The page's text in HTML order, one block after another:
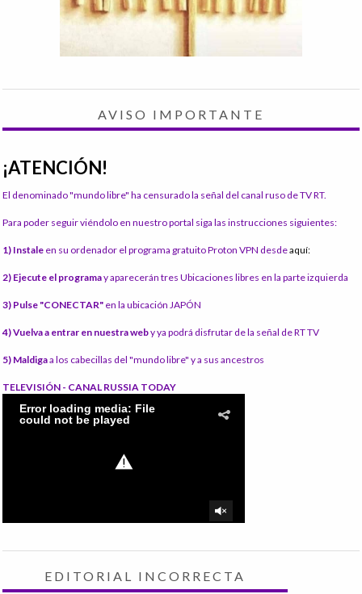
AVISO IMPORTANTE
¡ATENCIÓN!
El denominado "mundo libre" ha censurado la señal del canal ruso de TV RT.
Para poder seguir viéndolo en nuestro portal siga las instrucciones siguientes:
1) Instale en su ordenador el programa gratuito Proton VPN desdeaquí:
2) Ejecute el programay aparecerán tres Ubicaciones libres en la parte izquierda
3) Pulse "CONECTAR" en la ubicación JAPÓN
4) Vuelva a entrar en nuestra weby ya podrá disfrutar de la señal de RT TV
5) Maldigaa los cabecillas del "mundo libre" y a sus ancestros
TELEVISIÓN - CANAL RUSSIA TODAY
EDITORIAL INCORRECTA